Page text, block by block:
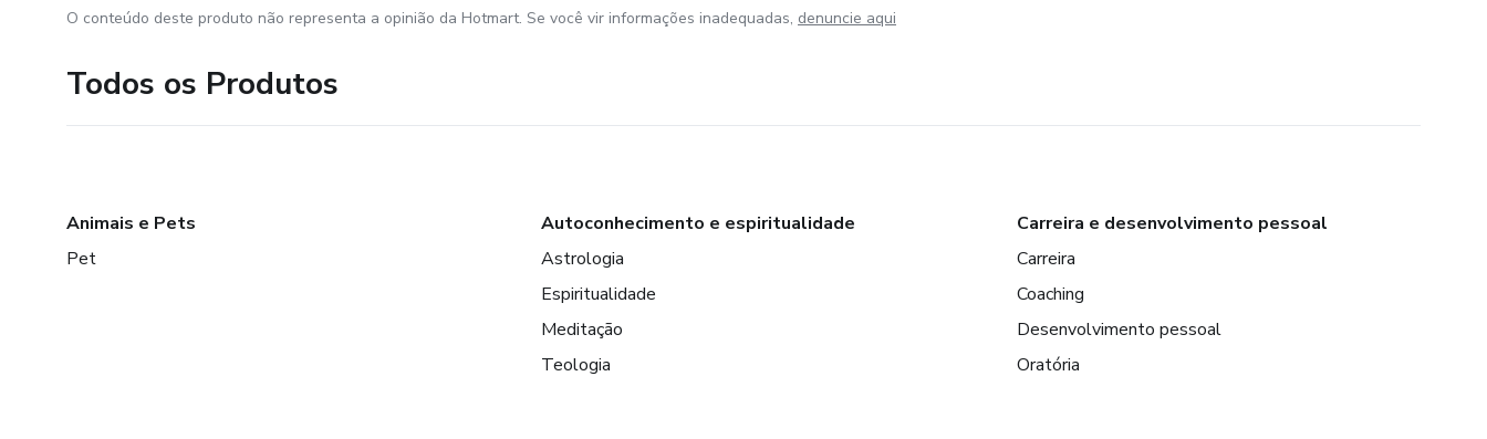
O conteúdo deste produto não representa a opinião da Hotmart. Se você vir informações inadequadas, denuncie aqui
Todos os Produtos
Animais e Pets
Pet
Autoconhecimento e espiritualidade
Astrologia
Espiritualidade
Meditação
Teologia
Carreira e desenvolvimento pessoal
Carreira
Coaching
Desenvolvimento pessoal
Oratória